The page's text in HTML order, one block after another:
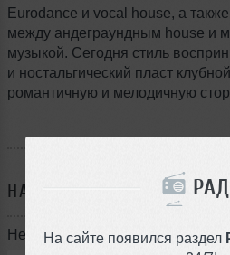
На сайте появился раздел
Eurodance и vocal house, а
между андеграундным house и
музыкой. Сегодня стиль
и ностальгический пласт
романтичную и мелодичную
НАПРИМЕР ВСЯ МУЗЫКА В
Некоторые треки в стиле Italo